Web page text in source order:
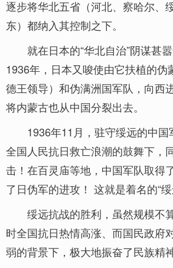
逐步将华北五省（河北、察哈尔、
东）都纳入其控制之下。
就在日本的“华北自治”阴谋甚
1936年，日本又唆使由它扶植的伪
德王领导）和伪满洲国军队，向西
将内蒙古也从中国分裂出去。
1936年11月，驻守绥远的中
全国人民抗日救亡浪潮的鼓舞下，
击！在百灵庙等地，中国军队取得
了日伪军的进攻！ 这就是着名的“绥
绥远抗战的胜利，虽然规模不
时全国抗日热情高涨、而国民政府
弱的背景下，极大地振奋了民族精